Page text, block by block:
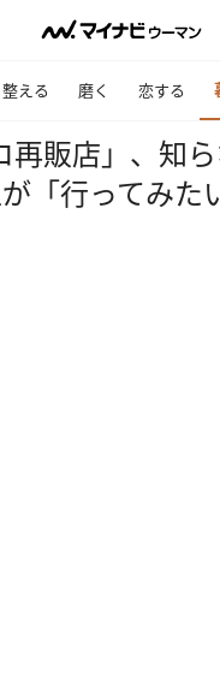
整える 磨く 恋する
再販店」、知
「行ってみた